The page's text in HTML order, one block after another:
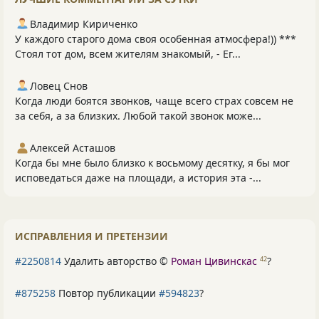
Владимир Кириченко
У каждого старого дома своя особенная атмосфера!)) ***
Стоял тот дом, всем жителям знакомый, - Ег...
Ловец Снов
Когда люди боятся звонков, чаще всего страх совсем не
за себя, а за близких. Любой такой звонок може...
Алексей Асташов
Когда бы мне было близко к восьмому десятку, я бы мог
исповедаться даже на площади, а история эта -...
ИСПРАВЛЕНИЯ И ПРЕТЕНЗИИ
#2250814 Удалить авторство © Роман Цивинскас 42?
#875258 Повтор публикации #594823?